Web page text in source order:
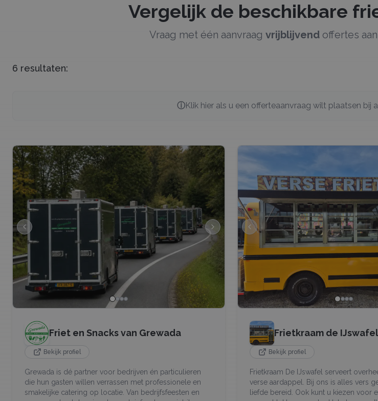
Vergelijk de beschikbare
Vraag met één aanvraag vrijblijvendoffertes
6 resultaten:
ⓘKlik hier als u een offerteaanvraag wilt plaatsen bij
Friet en Snacks van Grewada
Bekijk profiel
Grewada is dé partner voor bedrijven én particulieren
die hun gasten willen verrassen met professionele en
smakelijke catering op locatie. Van bedrijfsfeesten en
Frietkraam de IJswafel
Bekijk profiel
Frietkraam De IJswafel serveert
verse aardappel. Bij ons is alles vers
liefde bereid. Ook kunt u kiezen voor